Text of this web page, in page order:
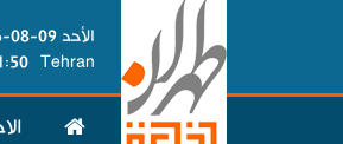
الأحد 09-08-2026
Tehran